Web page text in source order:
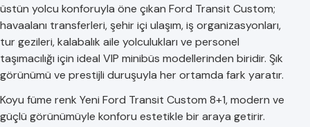
üstün yolcu konforuyla öne çıkan Ford Transit Custom;
havaalanı transferleri, şehir içi ulaşım, iş organizasyonları,
tur gezileri, kalabalık aile yolculukları ve personel
taşımacılığı için ideal VIP minibüs modellerinden biridir. Şık
görünümü ve prestijli duruşuyla her ortamda fark yaratır.
Koyu füme renk Yeni Ford Transit Custom 8+1, modern ve
güçlü görünümüyle konforu estetikle bir araya getirir.